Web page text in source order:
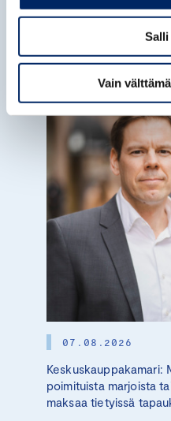
Vain
Katso aiheesta
07.08.2026
Keskuskauppakamari:
poimituista marjoista
maksaa tietyissä